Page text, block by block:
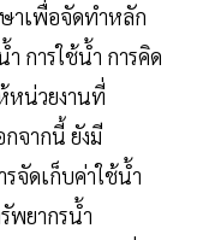
าเพื่อจัดทำหลัก
การใช้น้ำ การคิด
หน่วยงานที่
กจากนี้ ยังมี
จัดเก็บค่าใช้น้ำ
พยากรน้ำ